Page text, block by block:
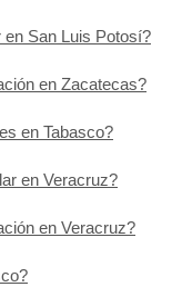
en San Luis Potosí?
en Zacatecas?
en Tabasco?
en Veracruz?
en Veracruz?